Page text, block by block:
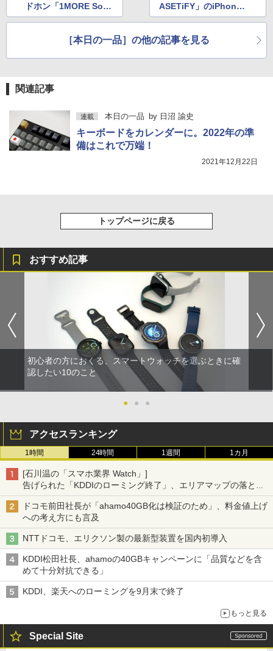
ドホン「1MORE Son
oFlow」
ASETiFY」のiPhone
ケース
［本日の一品］の他の記事を見る
関連記事
連載 本日の一品 by 日沼 諭史
キーボードをカレンダーに。2022年の準
備はこれで万端！
2021年12月22日
トップページに戻る
おすすめ記事
初心者の方におくる、スマートウォッチを選ぶときに確
認したい10のこと
● ● ●
アクセスランキング
1時間 24時間 1週間 1カ月
[石川温の「スマホ業界 Watch」]
告げられた「KDDIのローミング終了」、エリアマップの落とし
穴と楽天モバイルの課題
ドコモ前田社長が「ahamo40GB化は検証のため」、料金値上げ
への考え方にも言及
NTTドコモ、エリクソン製の最新型装置を国内初導入
KDDI松田社長、ahamoの40GBキャンペーンに「品質などを含
めて十分対抗できる」
KDDI、楽天へのローミングを9月末で終了
もっと見る
Special Site